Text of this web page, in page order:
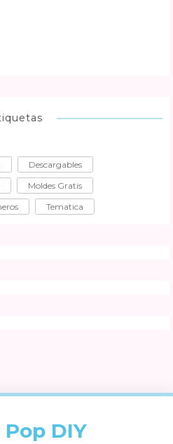
Descargables
Moldes Gratis
Tematica
DIY